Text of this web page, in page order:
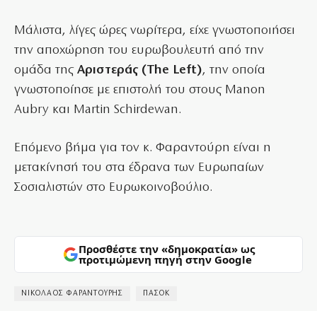
Μάλιστα, λίγες ώρες νωρίτερα, είχε γνωστοποιήσει
την αποχώρηση του ευρωβουλευτή από την
ομάδα τηςΑριστεράς (The Left), την οποία
γνωστοποίησε με επιστολή του στους Manon
Aubry και Martin Schirdewan.
Επόμενο βήμα για τον κ. Φαραντούρη είναι η
μετακίνησή του στα έδρανα των Ευρωπαίων
Σοσιαλιστών στο Ευρωκοινοβούλιο.
Προσθέστε την «δημοκρατία» ως
προτιμώμενη πηγή στην Google
ΝΙΚΟΛΑΟΣ ΦΑΡΑΝΤΟΥΡΗΣ ΠΑΣΟΚ